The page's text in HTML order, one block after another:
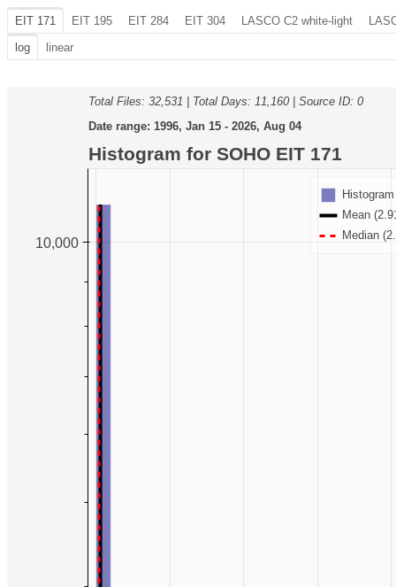
log linear
EIT 171 EIT 195 EIT 284 EIT 304 LASCO C2 white-light